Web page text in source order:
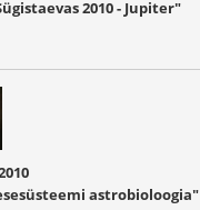
2010 - Jupiter"
astrobioloogia"